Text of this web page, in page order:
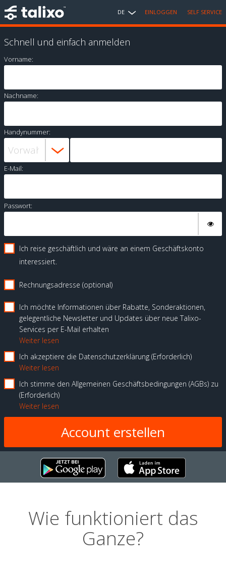
DE EINLOGGEN SELF SERVICE
Schnell und einfach anmelden
Vorname:
Nachname:
Handynummer:
E-Mail:
Passwort:
Ich reise geschäftlich und wäre an einem Geschäftskonto
interessiert.
Rechnungsadresse (optional)
Ich möchte Informationen über Rabatte, Sonderaktionen,
gelegentliche Newsletter und Updates über neue Talixo-
Services per E-Mail erhalten
Weiter lesen
Ich akzeptiere die Datenschutzerklärung Erforderlich
Weiter lesen
Ich stimme den Allgemeinen Geschäftsbedingungen (AGBs) zu
Erforderlich
Weiter lesen
Wie funktioniert das
Ganze?